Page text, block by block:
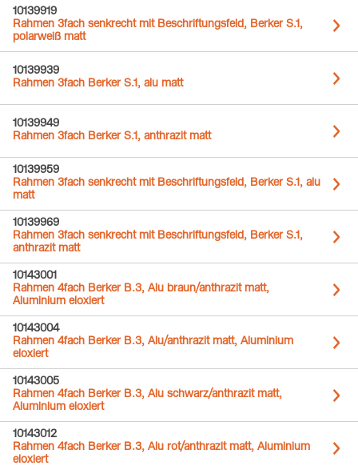
10139919
Rahmen 3fach senkrecht mit Beschriftungsfeld, Berker S.1,
polarweiß matt
10139939
Rahmen 3fach Berker S.1, alu matt
10139949
Rahmen 3fach Berker S.1, anthrazit matt
10139959
Rahmen 3fach senkrecht mit Beschriftungsfeld, Berker S.1, alu
matt
10139969
Rahmen 3fach senkrecht mit Beschriftungsfeld, Berker S.1,
anthrazit matt
10143001
Rahmen 4fach Berker B.3, Alu braun/anthrazit matt,
Aluminium eloxiert
10143004
Rahmen 4fach Berker B.3, Alu/anthrazit matt, Aluminium
eloxiert
10143005
Rahmen 4fach Berker B.3, Alu schwarz/anthrazit matt,
Aluminium eloxiert
10143012
Rahmen 4fach Berker B.3, Alu rot/anthrazit matt, Aluminium
eloxiert